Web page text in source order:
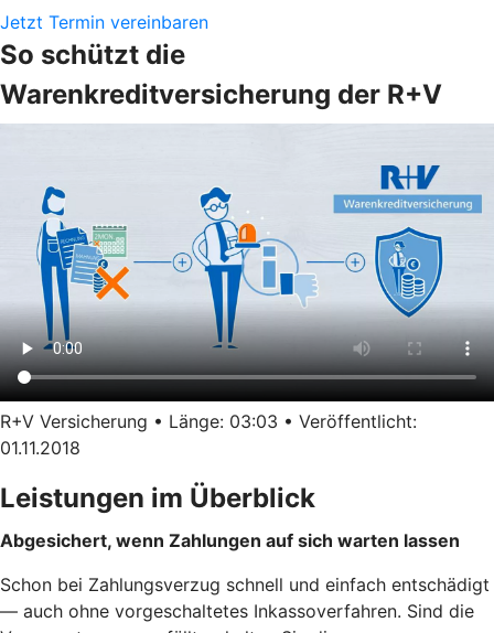
Jetzt Termin vereinbaren
So schützt die
Warenkreditversicherung der R+V
R+V Versicherung • Länge: 03:03 • Veröffentlicht:
01.11.2018
Leistungen im Überblick
Abgesichert, wenn Zahlungen auf sich warten lassen
Schon bei Zahlungsverzug schnell und einfach entschädigt
— auch ohne vorgeschaltetes Inkassoverfahren. Sind die